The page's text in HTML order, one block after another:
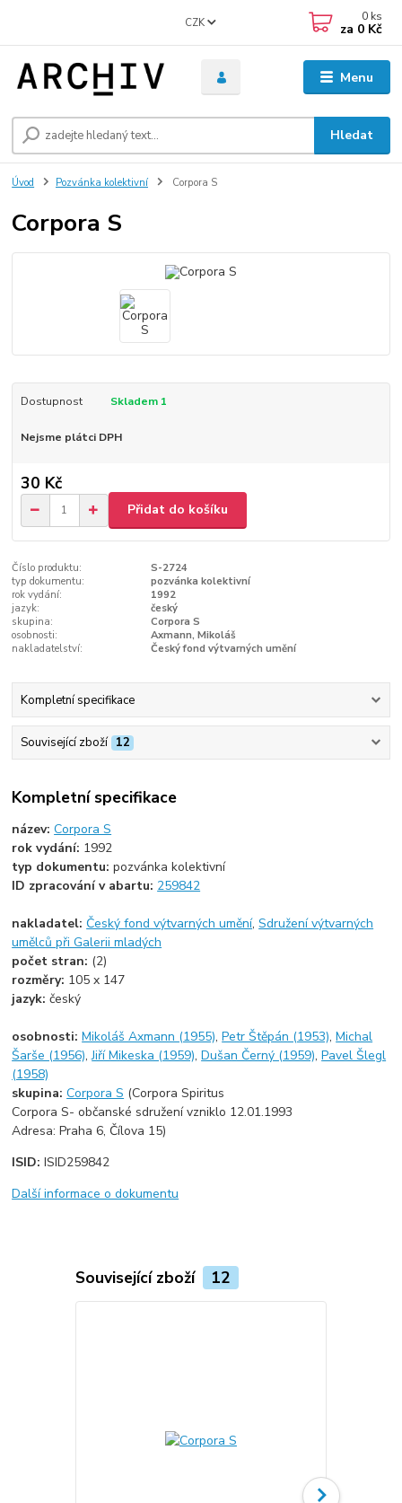
Menu
CZK
Hledat
0 ks
za 0 Kč
Úvod Pozvánka kolektivní Corpora S
Corpora S
Dostupnost Skladem 1
Nejsme plátci DPH
30 Kč
Přidat do košíku
Číslo produktu:
S-2724
typ dokumentu:
pozvánka kolektivní
rok vydání:
1992
jazyk:
český
skupina:
Corpora S
osobnosti:
Axmann, Mikoláš
nakladatelství:
Český fond výtvarných umění
Kompletní specifikace
Související zboží 12
Kompletní specifikace
název:Corpora S
rok vydání: 1992
typ dokumentu:pozvánka kolektivní
ID zpracování v abartu: 259842
nakladatel: Český fond výtvarných umění,Sdružení výtvarných
umělců při Galerii mladých
počet stran: (2)
rozměry: 105 x 147
jazyk:český
osobnosti:Mikoláš Axmann (1955),Petr Štěpán (1953),Michal
Šarše (1956),Jiří Mikeska (1959),Dušan Černý (1959),Pavel Šlegl
(1958)
skupina:Corpora S (Corpora Spiritus
Corpora S- občanské sdružení vzniklo 12.01.1993
Adresa: Praha 6, Čílova 15)
ISID:ISID259842
Další informace o dokumentu
Související zboží 12